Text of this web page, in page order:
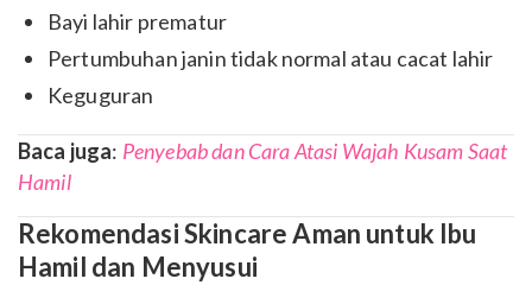
Bayi lahir prematur
Pertumbuhan janin tidak normal atau cacat lahir
Keguguran
Baca juga: Penyebab dan Cara Atasi Wajah Kusam Saat
Hamil
Rekomendasi Skincare Aman untuk Ibu
Hamil dan Menyusui